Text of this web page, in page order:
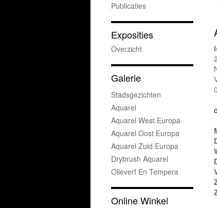
Publicaties
Exposities
Overzicht
Galerie
Stadsgezichten
Aquarel
Aquarel West Europa
Aquarel Oost Europa
Aquarel Zuid Europa
Drybrush Aquarel
Olieverf En Tempera
Online Winkel